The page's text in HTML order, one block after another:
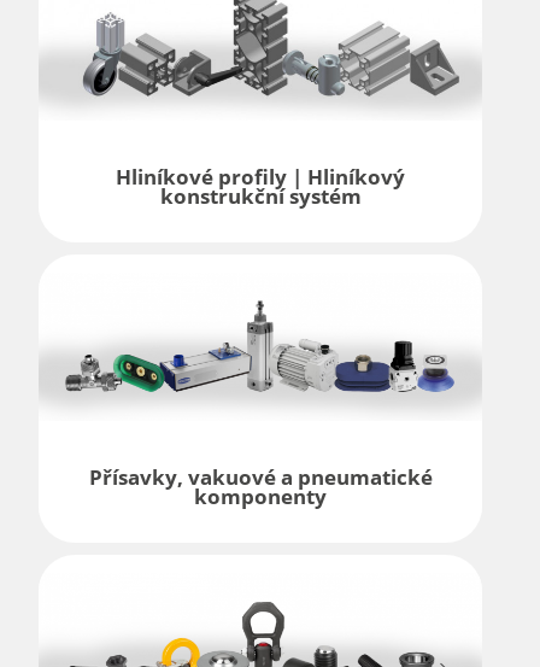
Hliníkové profily | Hliníkový
konstrukční systém
Přísavky, vakuové a pneumatické
komponenty